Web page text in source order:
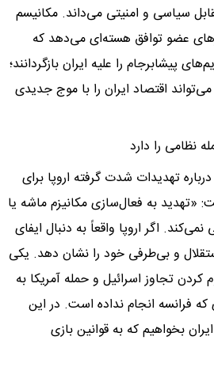
سیاسی و امنیتی می‌داند. مکانیسم
عضو توافق هسته‌ای می‌دهد که
پیشابرجام را علیه ایران بازگردانند؛
می‌تواند اقتصاد ایران را با موج جدیدی
نظامی را دارد
تهدیدات شدت گرفته اروپا برای
«تهدید به فعال‌سازی مکانیزم ماشه یا
اگر اروپا واقعاً به دنبال ایفای
و بی‌طرفی خود را نشان دهد. یکی
کردن تجاوز اسرائیل و حمله آمریکا به
فرانسه انجام نداده است. در این
بخواهیم که به قوانین بازی